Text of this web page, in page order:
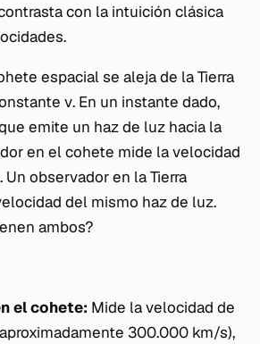
con la intuición clásica
espacial se aleja de la Tierra
v. En un instante dado,
emite un haz de luz hacia la
en el cohete mide la velocidad
observador en la Tierra
del mismo haz de luz.
ambos?
el cohete: Mide la velocidad de
300.000 km/s),